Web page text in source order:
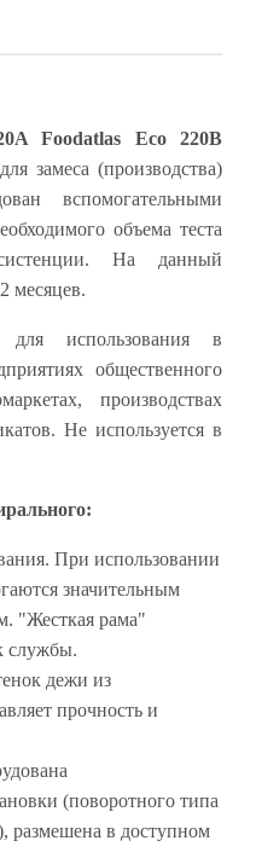
Foodatlas Eco 220В
замеса (производства)
вспомогательными
объема теста
На данный
месяцев.
для использования в
общественного
производствах
Не используется в
При использовании
значительным
"Жесткая рама"
службы.
дежи из
прочность и
(поворотного типа
размешена в доступном